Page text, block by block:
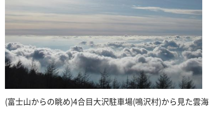
(富士山からの眺め)4合目大沢駐車場(鳴沢村)から見た雲海